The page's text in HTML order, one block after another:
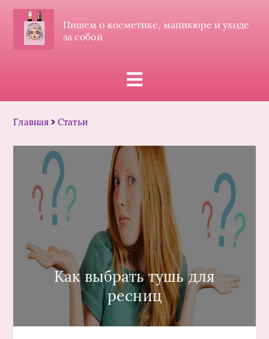
Пишем о косметике, маникюре и уходе
за собой
Главная Статьи
Как выбрать тушь для
ресниц